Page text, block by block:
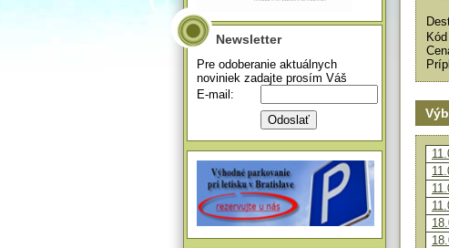
Newsletter
Pre odoberanie aktuálnych
noviniek zadajte prosím Váš
E-mail: